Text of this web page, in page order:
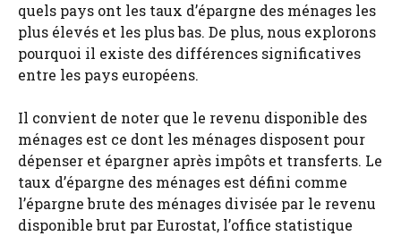
quels pays ont les taux d’épargne des ménages les
plus élevés et les plus bas. De plus, nous explorons
pourquoi il existe des différences significatives
entre les pays européens.
Il convient de noter que le revenu disponible des
ménages est ce dont les ménages disposent pour
dépenser et épargner après impôts et transferts. Le
taux d’épargne des ménages est défini comme
l’épargne brute des ménages divisée par le revenu
disponible brut par Eurostat, l’office statistique